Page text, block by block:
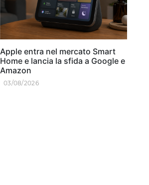
Apple entra nel mercato Smart
Home e lancia la sfida a Google e
Amazon
03/08/2026